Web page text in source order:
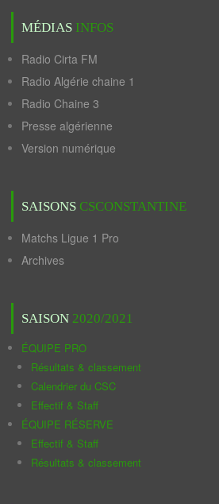
MÉDIAS INFOS
Radio Cirta FM
Radio Algérie chaine 1
Radio Chaine 3
Presse algérienne
Version numérique
SAISONS CSCONSTANTINE
Matchs Ligue 1 Pro
Archives
SAISON 2020/2021
ÉQUIPE PRO
Résultats & classement
Calendrier du CSC
Effectif & Staff
ÉQUIPE RÉSERVE
Effectif & Staff
Résultats & classement